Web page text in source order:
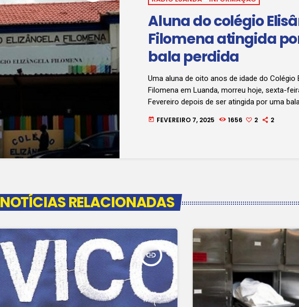
Aluna do colégio
Filomena atingida
bala perdida
Uma aluna de oito anos de idade do Colégio
Filomena em Luanda, morreu hoje, sexta-
Fevereiro depois de ser atingida por uma
contra marginais que tentavam realizar um
today FEVEREIRO 7, 2025 1656 2 2
NOTÍCIAS RELACIONADAS
insert_link